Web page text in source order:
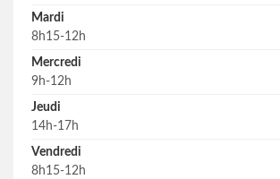
Mardi
8h15-12h
Mercredi
9h-12h
Jeudi
14h-17h
Vendredi
8h15-12h